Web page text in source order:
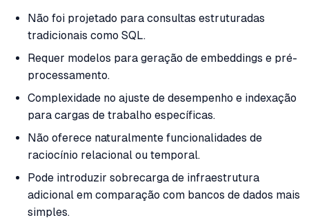
Não foi projetado para consultas estruturadas
tradicionais como SQL.
Requer modelos para geração de embeddings e pré-
processamento.
Complexidade no ajuste de desempenho e indexação
para cargas de trabalho específicas.
Não oferece naturalmente funcionalidades de
raciocínio relacional ou temporal.
Pode introduzir sobrecarga de infraestrutura
adicional em comparação com bancos de dados mais
simples.